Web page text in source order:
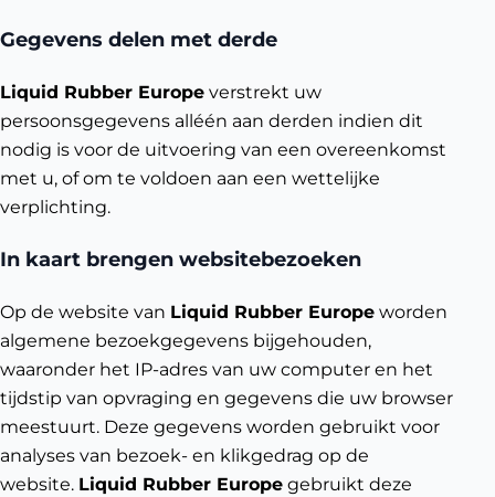
Gegevens delen met derde
Liquid Rubber Europe verstrekt uw
persoonsgegevens alléén aan derden indien dit
nodig is voor de uitvoering van een overeenkomst
met u, of om te voldoen aan een wettelijke
verplichting.
In kaart brengen websitebezoeken
Op de website van Liquid Rubber Europe worden
algemene bezoekgegevens bijgehouden,
waaronder het IP-adres van uw computer en het
tijdstip van opvraging en gegevens die uw browser
meestuurt. Deze gegevens worden gebruikt voor
analyses van bezoek- en klikgedrag op de
website. Liquid Rubber Europe gebruikt deze